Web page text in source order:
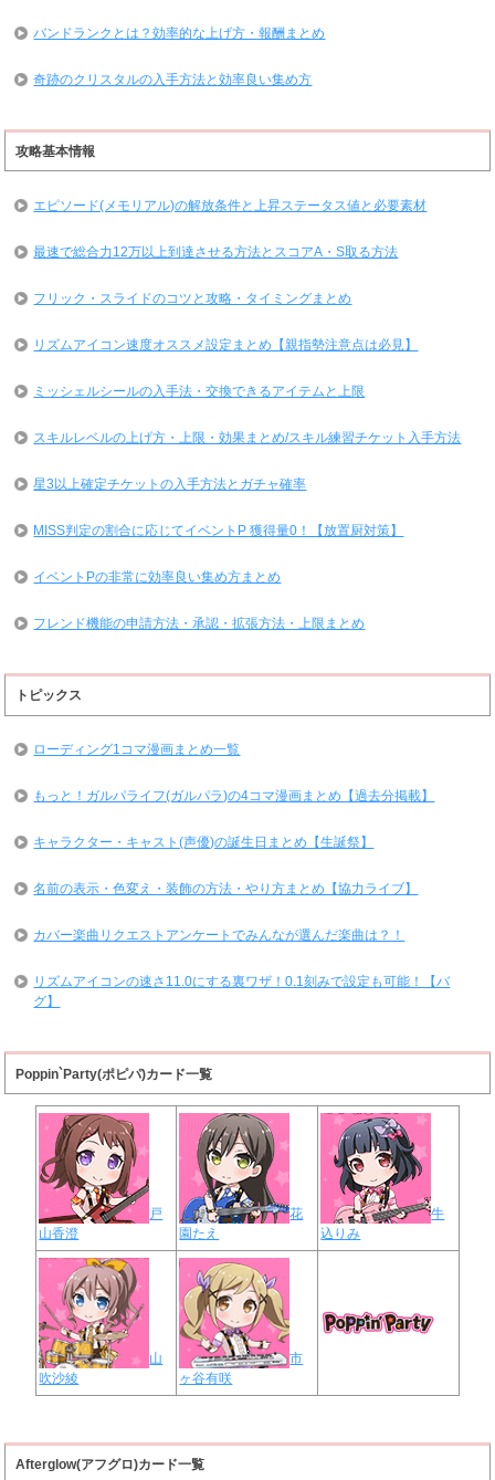
バンドランクとは？効率的な上げ方・報酬まとめ
奇跡のクリスタルの入手方法と効率良い集め方
攻略基本情報
エピソード(メモリアル)の解放条件と上昇ステータス値と必要素材
最速で総合力12万以上到達させる方法とスコアA・S取る方法
フリック・スライドのコツと攻略・タイミングまとめ
リズムアイコン速度オススメ設定まとめ【親指勢注意点は必見】
ミッシェルシールの入手法・交換できるアイテムと上限
スキルレベルの上げ方・上限・効果まとめ/スキル練習チケット入手方法
星3以上確定チケットの入手方法とガチャ確率
MISS判定の割合に応じてイベントP 獲得量0！【放置厨対策】
イベントPの非常に効率良い集め方まとめ
フレンド機能の申請方法・承認・拡張方法・上限まとめ
トピックス
ローディング1コマ漫画まとめ一覧
もっと！ガルパライフ(ガルパラ)の4コマ漫画まとめ【過去分掲載】
キャラクター・キャスト(声優)の誕生日まとめ【生誕祭】
名前の表示・色変え・装飾の方法・やり方まとめ【協力ライブ】
カバー楽曲リクエストアンケートでみんなが選んだ楽曲は？！
リズムアイコンの速さ11.0にする裏ワザ！0.1刻みで設定も可能！【バ
グ】
Poppin`Party(ポピパ)カード一覧
戸
山香澄
花
園たえ
牛
込りみ
山
吹沙綾
市
ヶ谷有咲
Afterglow(アフグロ)カード一覧